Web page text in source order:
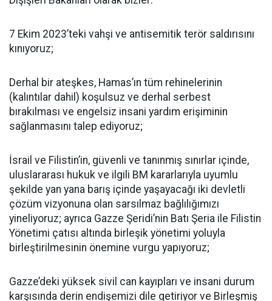
7 Ekim 2023’teki vahşi ve antisemitik terör saldırısını
kınıyoruz;
Derhal bir ateşkes, Hamas’ın tüm rehinelerinin
(kalıntılar dahil) koşulsuz ve derhal serbest
bırakılması ve engelsiz insani yardım erişiminin
sağlanmasını talep ediyoruz;
İsrail ve Filistin’in, güvenli ve tanınmış sınırlar içinde,
uluslararası hukuk ve ilgili BM kararlarıyla uyumlu
şekilde yan yana barış içinde yaşayacağı iki devletli
çözüm vizyonuna olan sarsılmaz bağlılığımızı
yineliyoruz; ayrıca Gazze Şeridi’nin Batı Şeria ile Filistin
Yönetimi çatısı altında birleşik yönetimi yoluyla
birleştirilmesinin önemine vurgu yapıyoruz;
Gazze’deki yüksek sivil can kayıpları ve insani durum
karşısında derin endişemizi dile getiriyor ve Birleşmiş